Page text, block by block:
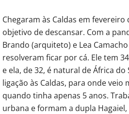
Chegaram às Caldas em fevereiro
objetivo de descansar. Com a
Brando (arquiteto) e Lea
resolveram ficar por cá. Ele tem
e ela, de 32, é natural de África do
ligação às Caldas, para onde veio
quando tinha apenas 5 anos.
urbana e formam a dupla